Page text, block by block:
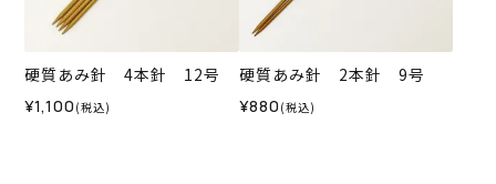
硬質あみ針 4本針 12号
¥1,100 (税込)
硬質あみ針 2本針 9号
¥880 (税込)